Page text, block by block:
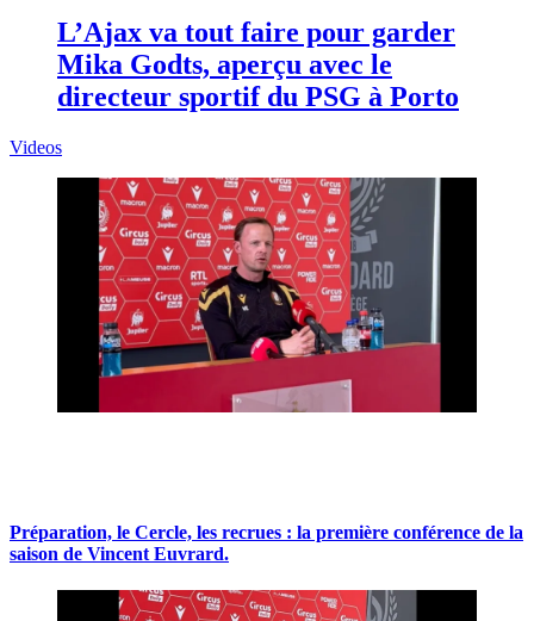
L’Ajax va tout faire pour garder
Mika Godts, aperçu avec le
directeur sportif du PSG à Porto
Videos
Préparation, le Cercle, les recrues : la première conférence de la
saison de Vincent Euvrard.